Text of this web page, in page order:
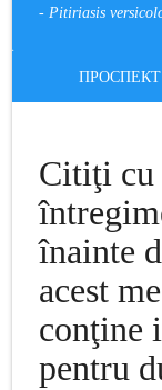
- Pitiriasis
ПРОСПЕКТ
Citiţi cu
înainte
acest
conţine
pentru